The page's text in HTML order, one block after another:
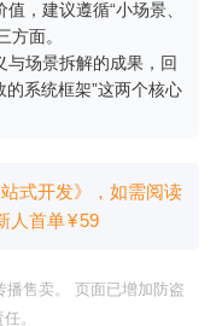
，建议遵循“小场景、
方面。
场景拆解的成果，回
的系统框架”这两个核心
式开发》，如需阅读
⼈⾸单¥59
播售卖。 页面已增加防盗
。